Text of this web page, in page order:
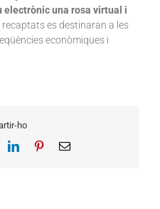
electrònic una rosa virtual i
recaptats es destinaran a les
econòmiques i
ho
LinkedInPinterestEmail